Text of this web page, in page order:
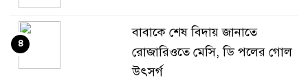
বাবাকে শেষ বিদায় জানাতে
রোজারিওতে মেসি, ডি পলের গোল
উৎসর্গ
৪